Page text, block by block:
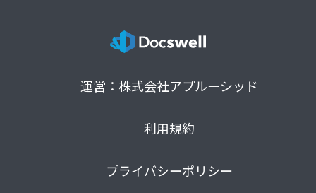
運営：株式会社アプルーシッド
利用規約
プライバシーポリシー